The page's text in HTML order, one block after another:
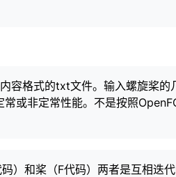
容格式的txt文件。输入螺旋桨的
或非定常性能。不是按照
）和桨（F代码）两者是互相迭